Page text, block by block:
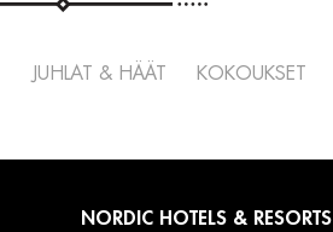
JUHLAT & HÄÄT KOKOUKSET
NORDIC HOTELS & RESORTS